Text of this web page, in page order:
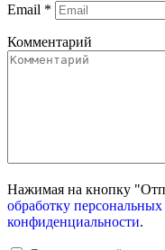
Email *
Комментарий
Нажимая на кнопку
обработку
конфиденциальности.